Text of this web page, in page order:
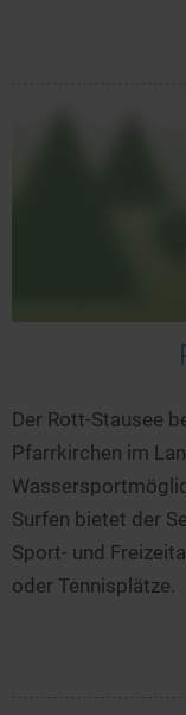
Der Rott-Stausee
Pfarrkirchen im
Surfen bietet der
Sport- und
oder Tennisplätze.